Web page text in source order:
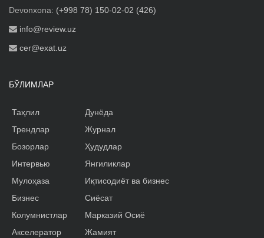
Devonxona: (+998 78) 150-02-02 (426)
info@review.uz
cer@exat.uz
БЎЛИМЛАР
Таҳлил
Трендлар
Бозорлар
Интервью
Мулоҳаза
Бизнес
Колумнистлар
Акселератор
Дунёда
Журнал
Ҳудудлар
Янгиликлар
Иқтисодиёт ва бизнес
Сиёсат
Марказий Осиё
Жамият